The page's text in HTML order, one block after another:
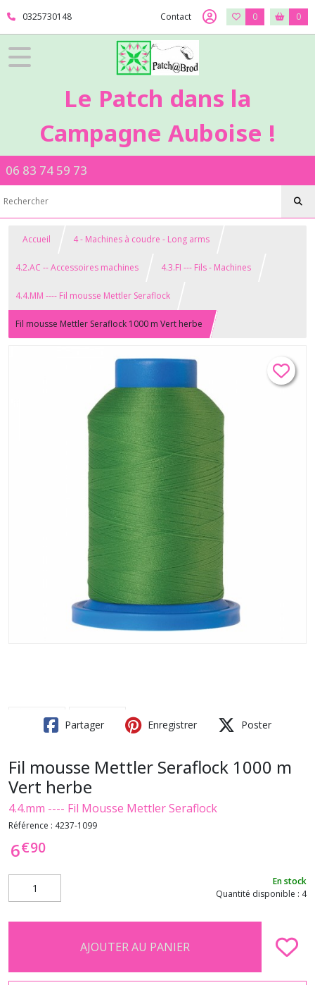
0325730148 Contact 0 0
Le Patch dans la
Campagne Auboise !
06 83 74 59 73
Accueil 4 - Machines à coudre - Long arms
4.2.AC -- Accessoires machines 4.3.FI --- Fils - Machines
4.4.MM ---- Fil mousse Mettler Seraflock
Fil mousse Mettler Seraflock 1000 m Vert herbe
Partager Enregistrer Poster
Fil mousse Mettler Seraflock 1000 m
Vert herbe
4.4.mm ---- Fil Mousse Mettler Seraflock
Référence : 4237-1099
6€90
En stock
Quantité disponible : 4
AJOUTER AU PANIER